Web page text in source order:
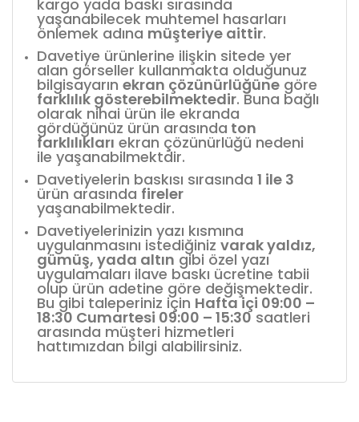
kargo yada baskı sırasında
yaşanabilecek muhtemel hasarları
önlemek adına müşteriye aittir.
Davetiye ürünlerine ilişkin sitede yer
alan görseller kullanmakta olduğunuz
bilgisayarın ekran çözünürlüğüne göre
farklılık gösterebilmektedir. Buna bağlı
olarak nihai ürün ile ekranda
gördüğünüz ürün arasında ton
farklılıkları ekran çözünürlüğü nedeni
ile yaşanabilmektdir.
Davetiyelerin baskısı sırasında 1 ile 3
ürün arasında fireler
yaşanabilmektedir.
Davetiyelerinizin yazı kısmına
uygulanmasını istediğiniz varak yaldız,
gümüş, yada altın gibi özel yazı
uygulamaları ilave baskı ücretine tabii
olup ürün adetine göre değişmektedir.
Bu gibi taleperiniz için Hafta içi 09:00 –
18:30 Cumartesi 09:00 – 15:30saatleri
arasında müşteri hizmetleri
hattımızdan bilgi alabilirsiniz.